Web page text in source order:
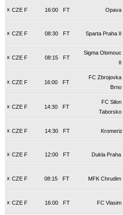
x CZE F FT
16:00 Opava
x CZE F FT
08:30 Sparta Praha II
x CZE F FT
08:15
Sigma Olomouc
II
x CZE F FT
16:00
FC Zbrojovka
Brno
x CZE F FT
14:30
FC Silon
Taborsko
x CZE F FT
14:30 Kromeriz
x CZE F FT
12:00 Dukla Praha
x CZE F FT
08:15 MFK Chrudim
x CZE F FT
16:00 FC Vlasim